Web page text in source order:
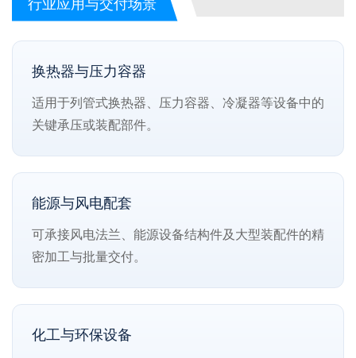
换热器与压力容器
适用于列管式换热器、压力容器、冷凝器等设备中的
关键承压或装配部件。
能源与风电配套
可承接风电法兰、能源设备结构件及大型装配件的精
密加工与批量交付。
化工与环保设备